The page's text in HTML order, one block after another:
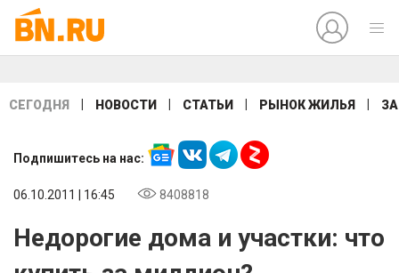
СЕГОДНЯ НОВОСТИ СТАТЬИ РЫНОК ЖИЛЬЯ
Подпишитесь на нас:
06.10.2011 | 16:45 8408818
Недорогие дома и участки: что